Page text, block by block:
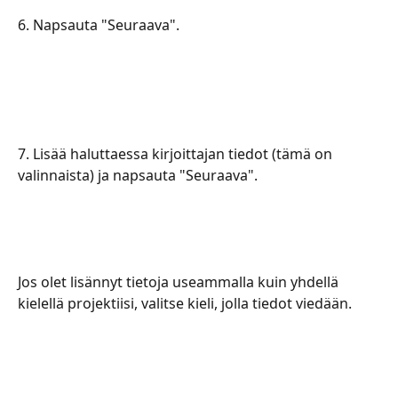
6. Napsauta "Seuraava".​​
​​​​​7. Lisää haluttaessa kirjoittajan tiedot (tämä on
valinnaista) ja napsauta "Seuraava".
​​​​​​Jos olet lisännyt tietoja useammalla kuin yhdellä
kielellä projektiisi, valitse kieli, jolla tiedot viedään.